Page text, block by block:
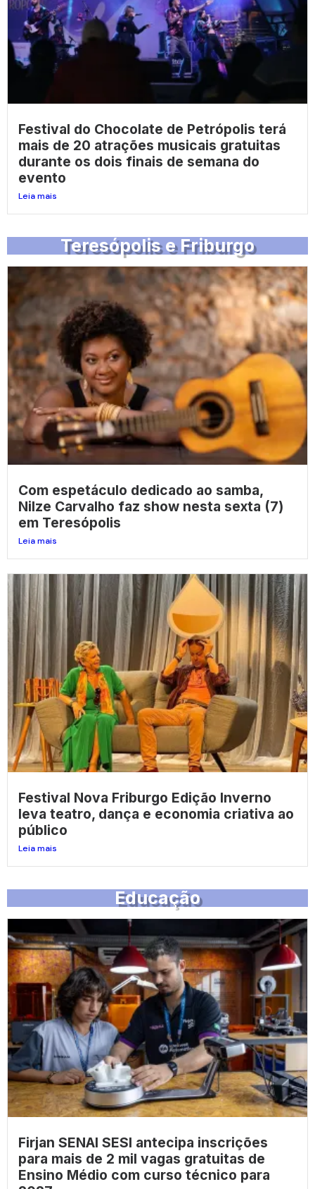
Festival do Chocolate de Petrópolis terá
mais de 20 atrações musicais gratuitas
durante os dois finais de semana do
evento
Leia mais
Teresópolis e Friburgo
Com espetáculo dedicado ao samba,
Nilze Carvalho faz show nesta sexta (7)
em Teresópolis
Leia mais
Festival Nova Friburgo Edição Inverno
leva teatro, dança e economia criativa ao
público
Leia mais
Educação
Firjan SENAI SESI antecipa inscrições
para mais de 2 mil vagas gratuitas de
Ensino Médio com curso técnico para